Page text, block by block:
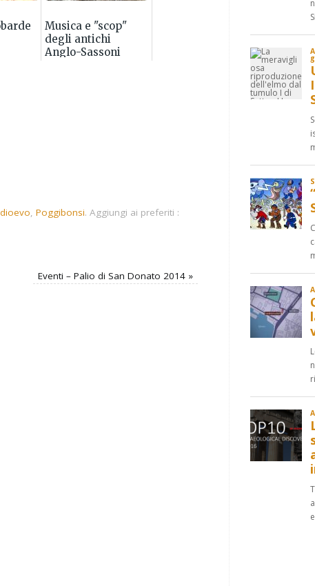
Musica e "scop"
degli antichi
Anglo-Sassoni
, Poggibonsi. Aggiungi ai preferiti :
Eventi – Palio di San Donato 2014 »